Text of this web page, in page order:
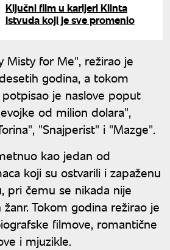
Ključni film u karijeri Klinta
Istvuda koji je sve promenio
Misty for Me", režirao je
godina, a tokom
je naslove poput
od milion dolara",
"Snajperist" i "Mazge".
kao jedan od
koji su ostvarili i zapaženu
pri čemu se nikada nije
Tokom godina režirao je
filmove, romantične
i mjuzikle.